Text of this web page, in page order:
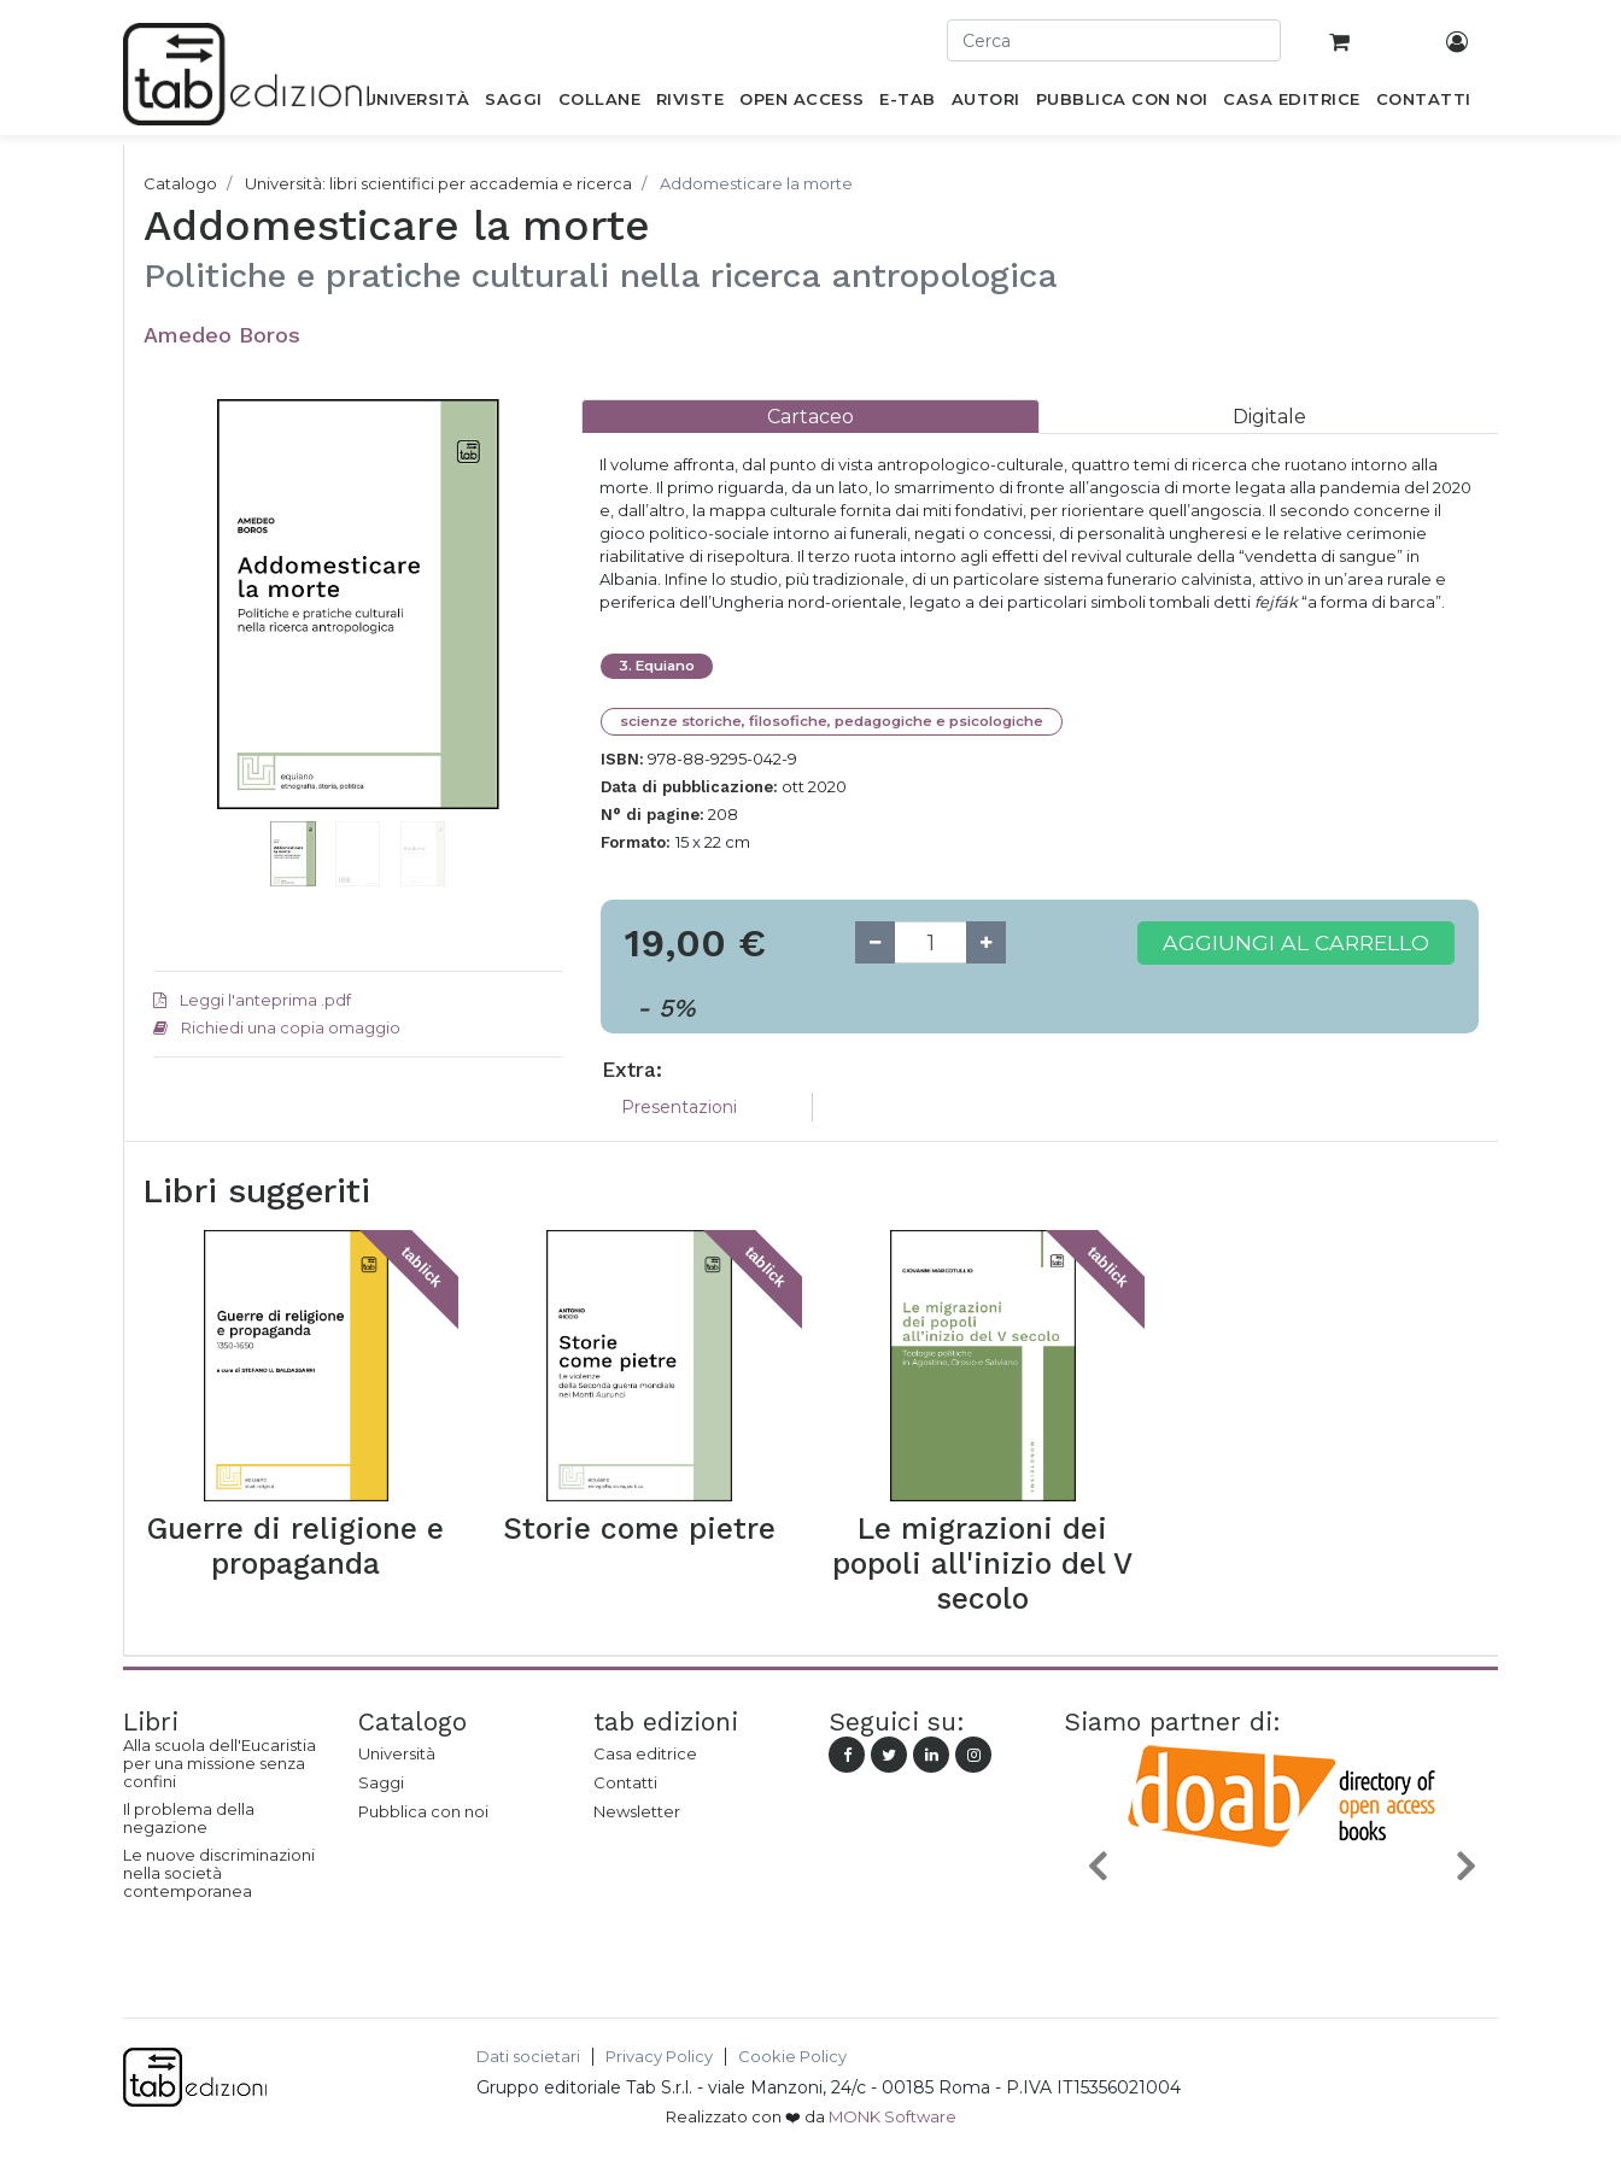
UNIVERSITÀ SAGGI COLLANE RIVISTE OPEN ACCESS E-TAB AUTORI PUBBLICA CON NOI CASA EDITRICE CONTATTI
Catalogo Università: libri scientifici per accademia e ricerca Addomesticare la morte
Addomesticare la morte
Politiche e pratiche culturali nella ricerca antropologica
Amedeo Boros
Leggi l'anteprima .pdf
Richiedi una copia omaggio
Cartaceo Digitale
Il volume affronta, dal punto di vista antropologico-culturale, quattro temi di ricerca che ruotano intorno alla
morte. Il primo riguarda, da un lato, lo smarrimento di fronte all’angoscia di morte legata alla pandemia del 2020
e, dall’altro, la mappa culturale fornita dai miti fondativi, per riorientare quell’angoscia. Il secondo concerne il
gioco politico-sociale intorno ai funerali, negati o concessi, di personalità ungheresi e le relative cerimonie
riabilitative di risepoltura. Il terzo ruota intorno agli effetti del revival culturale della “vendetta di sangue” in
Albania. Infine lo studio, più tradizionale, di un particolare sistema funerario calvinista, attivo in un’area rurale e
periferica dell’Ungheria nord-orientale, legato a dei particolari simboli tombali detti fejfák“a forma di barca”.
3. Equiano
scienze storiche, filosofiche, pedagogiche e psicologiche
ISBN: 978-88-9295-042-9
Data di pubblicazione: ott 2020
N° di pagine: 208
Formato: 15 x 22 cm
19,00 €
- 5%
AGGIUNGI AL CARRELLO
Extra:
Presentazioni
Libri suggeriti
tablick
Guerre di religione e
propaganda
tablick
Storie come pietre
tablick
Le migrazioni dei
popoli all'inizio del V
secolo
Libri
Alla scuola dell'Eucaristia
per una missione senza
confini
Il problema della
negazione
Le nuove discriminazioni
nella società
contemporanea
Catalogo
Università
Saggi
Pubblica con noi
tab edizioni
Casa editrice
Contatti
Newsletter
Seguici su: Siamo partner di:
Dati societari Privacy Policy Cookie Policy
Gruppo editoriale Tab S.r.l. - viale Manzoni, 24/c - 00185 Roma - P.IVA IT15356021004
Realizzato con ❤️ da MONK Software